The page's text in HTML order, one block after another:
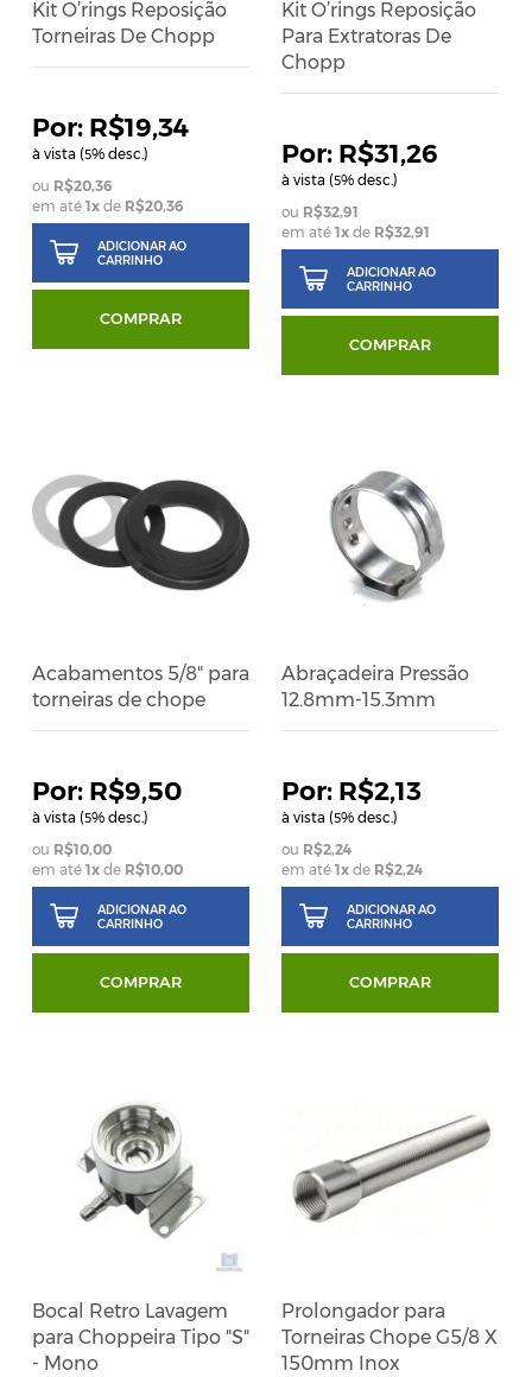
Kit O’rings Reposição
Torneiras De Chopp
R$19,34
à vista (5% desc.)
R$20,36
em até1x de R$20,36
ADICIONAR AO
CARRINHO
COMPRAR
Kit O’rings Reposição
Para Extratoras De
Chopp
R$31,26
à vista (5% desc.)
R$32,91
em até 1xde R$32,91
ADICIONAR AO
CARRINHO
COMPRAR
Acabamentos 5/8" para
torneiras de chope
R$9,50
à vista (5% desc.)
R$10,00
em até1x de R$10,00
ADICIONAR AO
CARRINHO
COMPRAR
Abraçadeira Pressão
12.8mm-15.3mm
R$2,13
à vista (5% desc.)
R$2,24
em até 1xde R$2,24
ADICIONAR AO
CARRINHO
COMPRAR
Bocal Retro Lavagem
para Choppeira Tipo "S"
- Mono
Prolongador para
Torneiras Chope G5/8 X
150mm Inox